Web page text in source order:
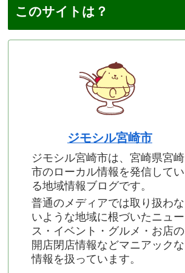
このサイトは？
ジモシル宮崎市
ジモシル宮崎市は、宮崎県宮崎
市のローカル情報を発信してい
る地域情報ブログです。
普通のメディアでは取り扱わな
いような地域に根づいたニュー
ス・イベント・グルメ・お店の
開店閉店情報などマニアックな
情報を扱っています。